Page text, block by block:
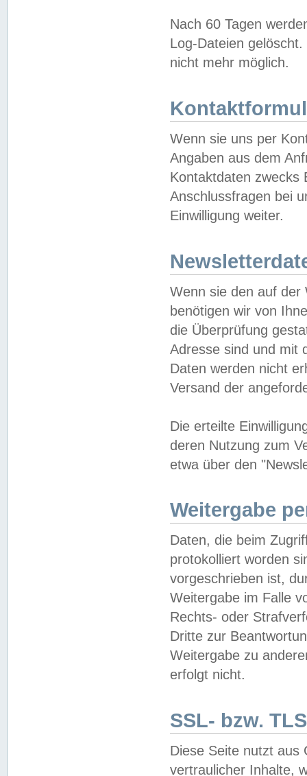
Nach 60 Tagen
Log-Dateien
nicht mehr möglich.
Wenn sie uns per
Angaben aus dem
Kontaktdaten zwecks
Anschlussfragen bei
Einwilligung weiter.
Wenn sie den auf der
benötigen wir von
die Überprüfung
Adresse sind und mit
Daten werden nicht
Versand der
Die erteilte
deren Nutzung zum
etwa über den
Weitergabe
Daten, die beim
protokolliert worden
vorgeschrieben ist,
Weitergabe im Falle
Rechts- oder
Dritte zur
Weitergabe zu
erfolgt nicht.
SSL- bzw.
Diese Seite nutzt aus
vertraulicher Inhalte,